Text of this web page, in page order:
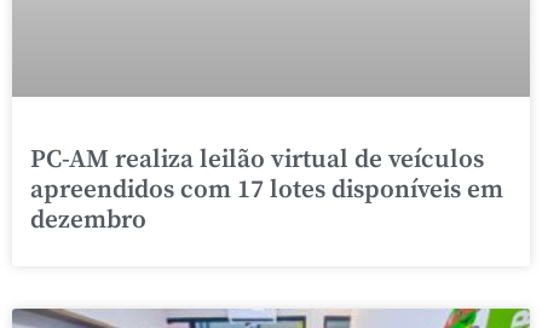
PC-AM realiza leilão virtual de veículos
apreendidos com 17 lotes disponíveis em
dezembro